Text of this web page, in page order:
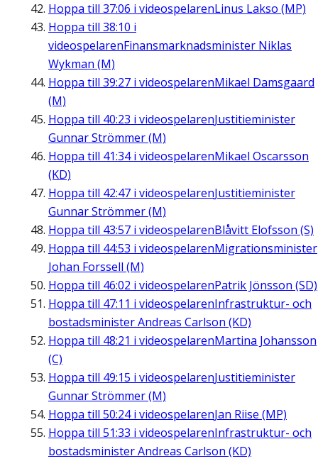
Hoppa till 37:06 i videospelarenLinus Lakso (MP)
Hoppa till 38:10 i
videospelarenFinansmarknadsminister Niklas
Wykman (M)
Hoppa till 39:27 i videospelarenMikael Damsgaard
(M)
Hoppa till 40:23 i videospelarenJustitieminister
Gunnar Strömmer (M)
Hoppa till 41:34i videospelarenMikael Oscarsson
(KD)
Hoppa till 42:47 i videospelarenJustitieminister
Gunnar Strömmer (M)
Hoppa till 43:57 i videospelarenBlåvitt Elofsson (S)
Hoppa till 44:53 i videospelarenMigrationsminister
Johan Forssell (M)
Hoppa till 46:02 i videospelarenPatrik Jönsson (SD)
Hoppa till 47:11 i videospelarenInfrastruktur- och
bostadsminister Andreas Carlson (KD)
Hoppa till 48:21 i videospelarenMartina Johansson
(C)
Hoppa till 49:15 i videospelarenJustitieminister
Gunnar Strömmer (M)
Hoppa till 50:24i videospelarenJan Riise (MP)
Hoppa till 51:33 i videospelarenInfrastruktur- och
bostadsminister Andreas Carlson (KD)